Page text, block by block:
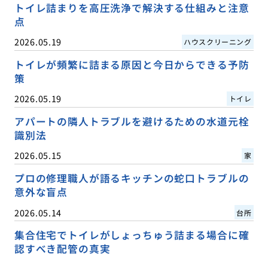
トイレ詰まりを高圧洗浄で解決する仕組みと注意
点
2026.05.19 ハウスクリーニング
トイレが頻繁に詰まる原因と今日からできる予防
策
2026.05.19 トイレ
アパートの隣人トラブルを避けるための水道元栓
識別法
2026.05.15 家
プロの修理職人が語るキッチンの蛇口トラブルの
意外な盲点
2026.05.14 台所
集合住宅でトイレがしょっちゅう詰まる場合に確
認すべき配管の真実